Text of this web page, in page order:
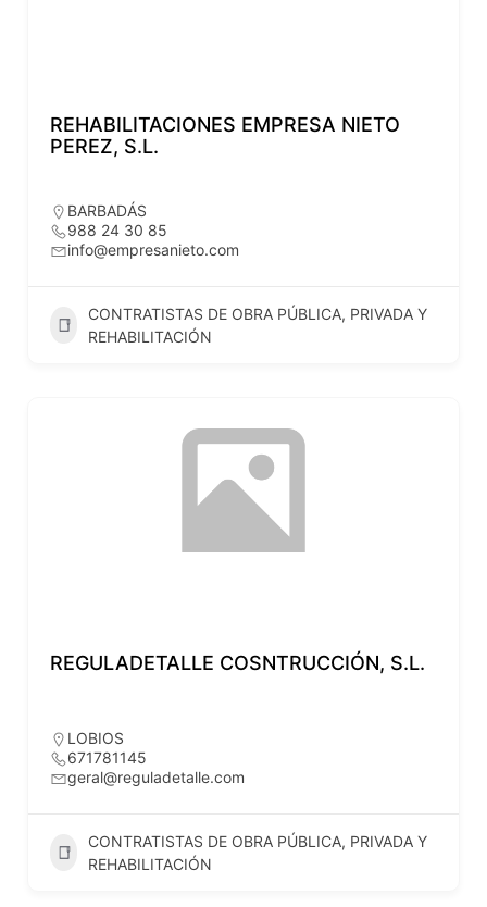
REHABILITACIONES EMPRESA NIETO
PEREZ, S.L.
BARBADÁS
988 24 30 85
info@empresanieto.com
CONTRATISTAS DE OBRA PÚBLICA, PRIVADA Y
REHABILITACIÓN
REGULADETALLE COSNTRUCCIÓN, S.L.
LOBIOS
671781145
geral@reguladetalle.com
CONTRATISTAS DE OBRA PÚBLICA, PRIVADA Y
REHABILITACIÓN